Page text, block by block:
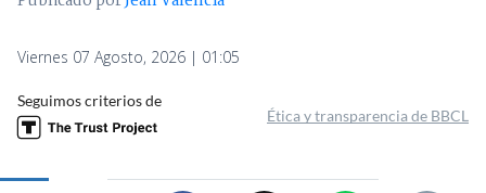
Viernes 07 Agosto, 2026 | 01:05
Seguimos criterios de
Ética y transparencia de BBCL